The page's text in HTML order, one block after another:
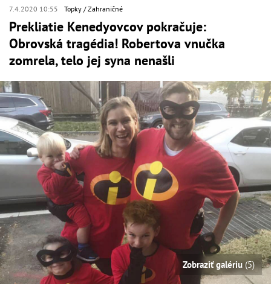
7.4.2020 10:55 Topky Zahraničné
Prekliatie Kenedyovcov pokračuje:
Obrovská tragédia! Robertova vnučka
zomrela, telo jej syna nenašli
Zobraziť galériu (5)